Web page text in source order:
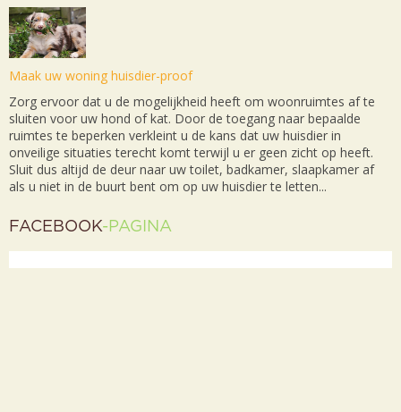
Maak uw woning huisdier-proof
Zorg ervoor dat u de mogelijkheid heeft om woonruimtes af te
sluiten voor uw hond of kat. Door de toegang naar bepaalde
ruimtes te beperken verkleint u de kans dat uw huisdier in
onveilige situaties terecht komt terwijl u er geen zicht op heeft.
Sluit dus altijd de deur naar uw toilet, badkamer, slaapkamer af
als u niet in de buurt bent om op uw huisdier te letten...
FACEBOOK-PAGINA